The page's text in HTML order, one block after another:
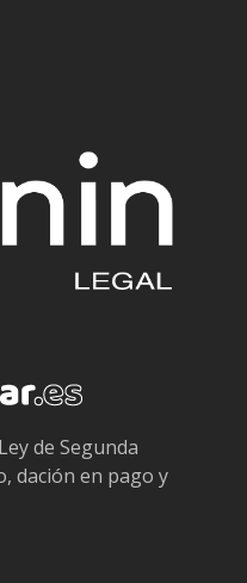
de Segunda
dación en pago y